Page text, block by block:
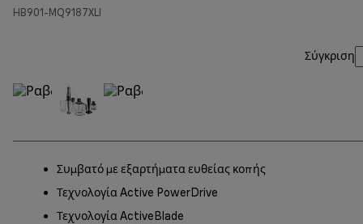
HB901-MQ9187XLI
Σύγκριση
Συμβατό με εξαρτήματα ευθείας κοπής
Τεχνολογία Active PowerDrive
Τεχνολογία ActiveBlade